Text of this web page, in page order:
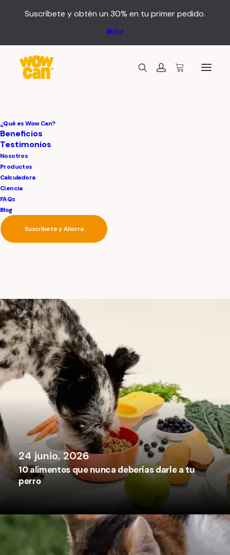
Suscríbete y obtén un 30% en tu primer pedido.
¿Qué es Wow Can?
Beneficios
Testimonios
Nosotros
Productos
Calculadora
Ciencia
FAQs
Blog
Suscríbete y Ahorra
24 junio, 2026
7 señales de que tu perro no se alimenta bien
24 junio, 2026
10 alimentos que nunca deberías darle a tu
perro